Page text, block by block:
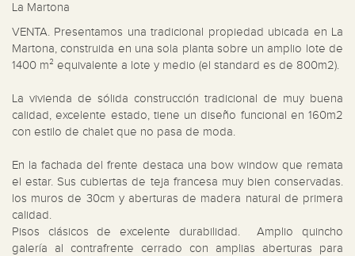
La Martona
VENTA. Presentamos una tradicional propiedad ubicada en La
Martona, construida en una sola planta sobre un amplio lote de
1400 m² equivalente a lote y medio (el standard es de 800m2).
La vivienda de sólida construcción tradicional de muy buena
calidad, excelente estado, tiene un diseño funcional en 160m2
con estilo de chalet que no pasa de moda.
En la fachada del frente destaca una bow window que remata
el estar. Sus cubiertas de teja francesa muy bien conservadas.
los muros de 30cm y aberturas de madera natural de primera
calidad.
Pisos clásicos de excelente durabilidad.  Amplio quincho
galería al contrafrente cerrado con amplias aberturas para